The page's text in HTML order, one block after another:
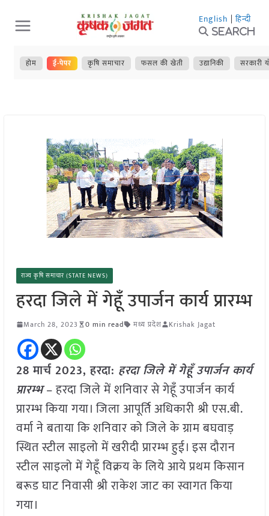
Skip
to
content
English | हिन्दी
Search
होम ई-पेपर कृषि समाचार फसल की खेती उद्यानिकी सरकारी
राज्य कृषि समाचार (STATE NEWS)
हरदा जिले में गेहूँ उपार्जन कार्य प्रारम्भ
March 28, 2023 0 min read मध्य प्रदेश Krishak Jagat
28 मार्च 2023, हरदा: हरदा जिले में गेहूँ उपार्जन कार्य
प्रारम्भ– हरदा जिले में शनिवार से गेहूँ उपार्जन कार्य
प्रारम्भ किया गया। जिला आपूर्ति अधिकारी श्री एस.बी.
वर्मा ने बताया कि शनिवार को जिले के ग्राम बघवाड़
स्थित स्टील साइलो में खरीदी प्रारम्भ हुई। इस दौरान
स्टील साइलो में गेहूँ विक्रय के लिये आये प्रथम किसान
बरूड घाट निवासी श्री राकेश जाट का स्वागत किया
गया।